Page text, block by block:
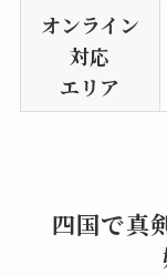
オンライン
対応
エリア
四国で真